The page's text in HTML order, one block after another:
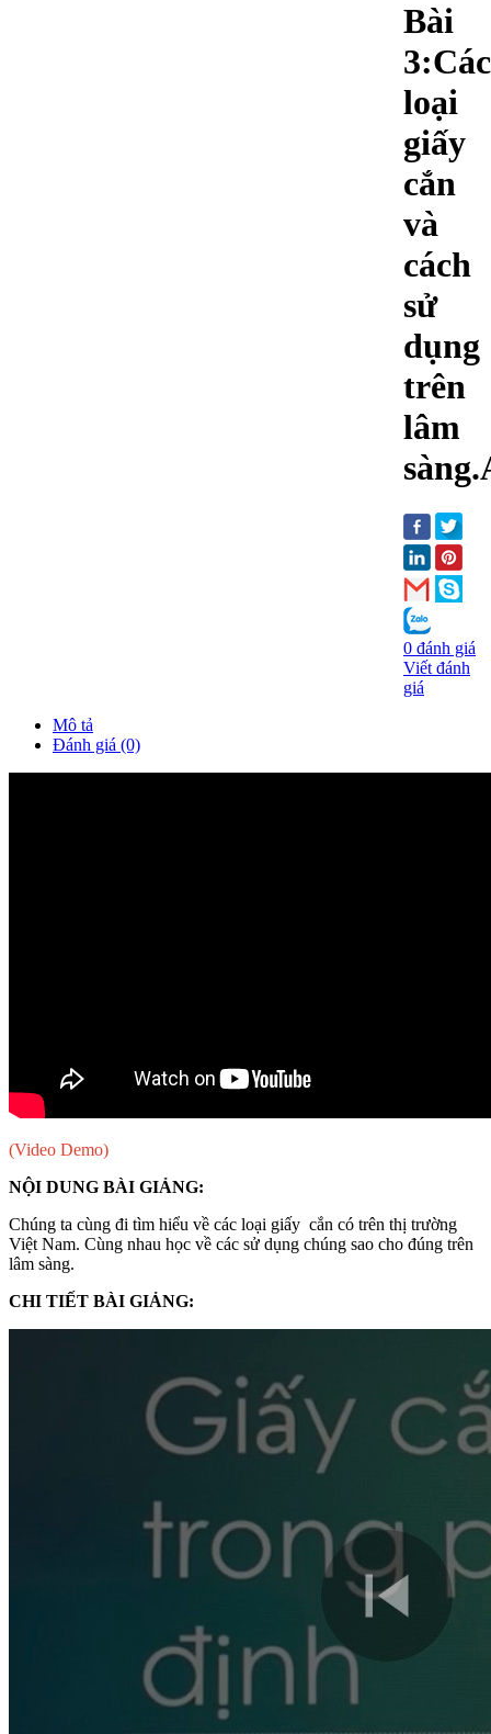
Bài
3:Các
loại
giấy
cắn
và
cách
sử
dụng
trên
lâm
0 đánh giá
Viết đánh
giá
Mô tả
Đánh giá (0)
(Video Demo)
NỘI DUNG BÀI GIẢNG:
Chúng ta cùng đi tìm hiểu về các loại giấy cắn có trên thị trường
Việt Nam. Cùng nhau học về các sử dụng chúng sao cho đúng trên
lâm sàng.
CHI TIẾT BÀI GIẢNG: